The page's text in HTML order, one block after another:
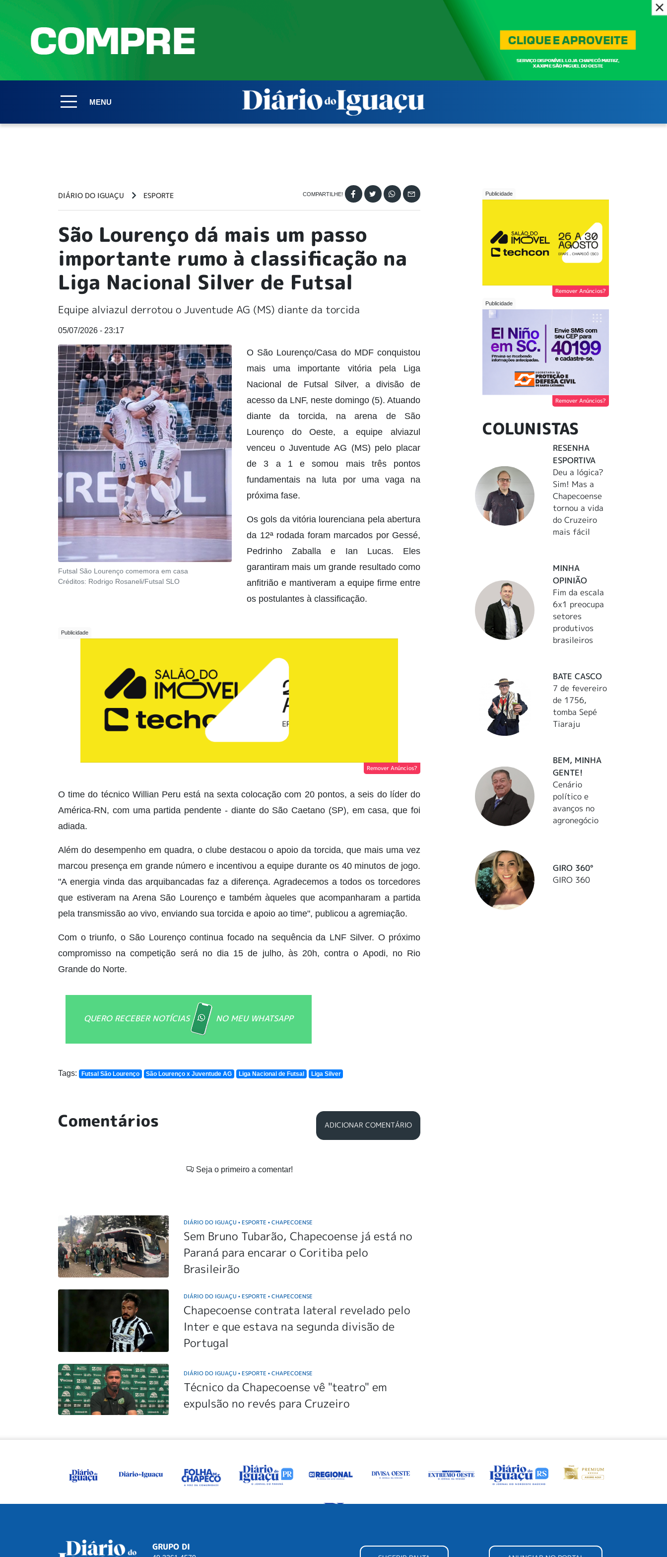
MENU
DIÁRIO DO IGUAÇU ESPORTE
São Lourenço dá mais um passo
importante rumo à classificação na
Liga Nacional Silver de Futsal
Equipe alviazul derrotou o Juventude AG (MS) diante da torcida
05/07/2026 - 23:17
Futsal São Lourenço comemora em casa
Créditos: Rodrigo Rosaneli/Futsal SLO
O São Lourenço/Casa do MDF conquistou
mais uma importante vitória pela Liga
Nacional de Futsal Silver, a divisão de
acesso da LNF, neste domingo (5). Atuando
diante da torcida, na arena de São
Lourenço do Oeste, a equipe alviazul
venceu o Juventude AG (MS) pelo placar
de 3 a 1 e somou mais três pontos
fundamentais na luta por uma vaga na
próxima fase.
Os gols da vitória lourenciana pela abertura
da 12ª rodada foram marcados por Gessé,
Pedrinho Zaballa e Ian Lucas. Eles
garantiram mais um grande resultado como
anfitrião e mantiveram a equipe firme entre
os postulantes à classificação.
Remover Anúncios?
O time do técnico Willian Peru está na sexta colocação com 20 pontos, a seis do líder do
América-RN, com uma partida pendente - diante do São Caetano (SP), em casa, que foi
adiada.
Além do desempenho em quadra, o clube destacou o apoio da torcida, que mais uma vez
marcou presença em grande número e incentivou a equipe durante os 40 minutos de jogo.
"A energia vinda das arquibancadas faz a diferença. Agradecemos a todos os torcedores
que estiveram na Arena São Lourenço e também àqueles que acompanharam a partida
pela transmissão ao vivo, enviando sua torcida e apoio ao time", publicou a agremiação.
Com o triunfo, o São Lourenço continua focado na sequência da LNF Silver. O próximo
compromisso na competição será no dia 15 de julho, às 20h, contra o Apodi, no Rio
Grande do Norte.
QUERO RECEBER NOTÍCIAS NO MEU WHATSAPP
Tags: Futsal São Lourenço São Lourenço x Juventude AG Liga Nacional de Futsal Liga Silver
Comentários ADICIONAR COMENTÁRIO
Seja o primeiro a comentar!
DIÁRIO DO IGUAÇU• ESPORTE• CHAPECOENSE
Sem Bruno Tubarão, Chapecoense já está no
Paraná para encarar o Coritiba pelo
Brasileirão
DIÁRIO DO IGUAÇU• ESPORTE• CHAPECOENSE
Chapecoense contrata lateral revelado pelo
Inter e que estava na segunda divisão de
Portugal
DIÁRIO DO IGUAÇU• ESPORTE• CHAPECOENSE
Técnico da Chapecoense vê "teatro" em
expulsão no revés para Cruzeiro
Remover Anúncios?
Remover Anúncios?
COLUNISTAS
RESENHA
ESPORTIVA
Deu a lógica?
Sim! Mas a
Chapecoense
tornou a vida
do Cruzeiro
mais fácil
MINHA
OPINIÃO
Fim da escala
6x1 preocupa
setores
produtivos
brasileiros
BATE CASCO
7 de fevereiro
de 1756,
tomba Sepé
Tiaraju
BEM, MINHA
GENTE!
Cenário
político e
avanços no
agronegócio
GIRO 360°
GIRO 360
GRUPO DI